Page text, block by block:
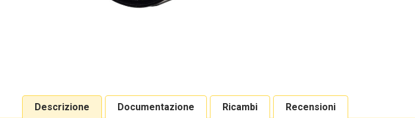
Descrizione Documentazione Ricambi Recensioni